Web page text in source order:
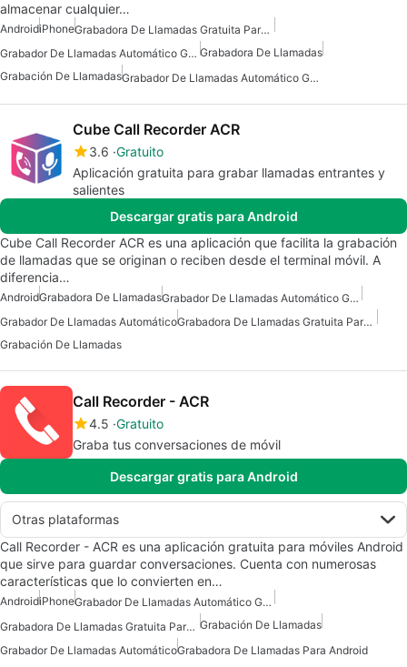
almacenar cualquier…
AndroidiPhone
Grabadora De Llamadas Gratuita Para Android
Grabador De Llamadas Automático Gratuito Para Android Grabadora De Llamadas
Grabación De Llamadas
Grabador De Llamadas Automático Gratuito
Cube Call Recorder ACR
3.6 Gratuito
Aplicación gratuita para grabar llamadas entrantes y
salientes
Descargar gratis para Android
Cube Call Recorder ACR es una aplicación que facilita la grabación
de llamadas que se originan o reciben desde el terminal móvil. A
diferencia…
AndroidGrabadora De Llamadas
Grabador De Llamadas Automático Gratuito Para Android
Grabador De Llamadas Automático
Grabadora De Llamadas Gratuita Para Android
Grabación De Llamadas
Call Recorder - ACR
4.5 Gratuito
Graba tus conversaciones de móvil
Descargar gratis para Android
Otras plataformas
Call Recorder - ACR es una aplicación gratuita para móviles Android
que sirve para guardar conversaciones. Cuenta con numerosas
características que lo convierten en…
AndroidiPhone
Grabador De Llamadas Automático Gratuito Para Android
Grabadora De Llamadas Gratuita Para Android Grabación De Llamadas
Grabador De Llamadas AutomáticoGrabadora De Llamadas Para Android